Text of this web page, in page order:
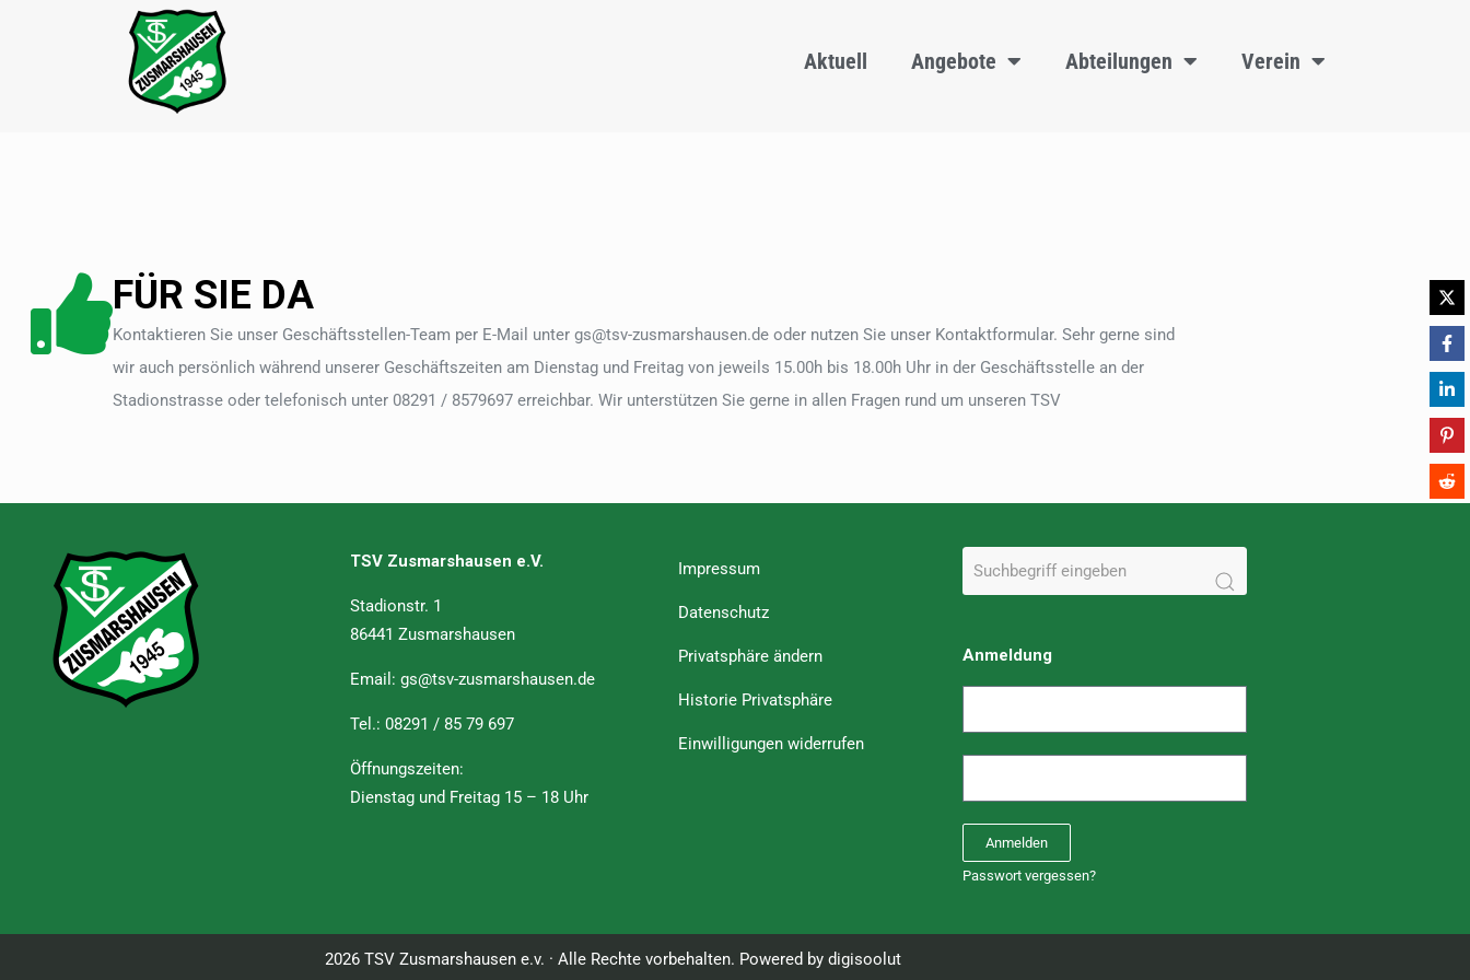
Aktuell Angebote Abteilungen Verein
FÜR SIE DA
Kontaktieren Sie unser Geschäftsstellen-Team per E-Mail unter gs@tsv-zusmarshausen.de oder nutzen Sie unser Kontaktformular. Sehr gerne sind
wir auch persönlich während unserer Geschäftszeiten am Dienstag und Freitag von jeweils 15.00h bis 18.00h Uhr in der Geschäftsstelle an der
Stadionstrasse oder telefonisch unter 08291 / 8579697 erreichbar. Wir unterstützen Sie gerne in allen Fragen rund um unseren TSV
TSV Zusmarshausen e.V.
Stadionstr. 1
86441 Zusmarshausen
Email: gs@tsv-zusmarshausen.de
Tel.: 08291 / 85 79 697
Öffnungszeiten:
Dienstag und Freitag 15 – 18 Uhr
Impressum
Datenschutz
Privatsphäre ändern
Historie Privatsphäre
Einwilligungen widerrufen
Anmeldung
Anmelden
Passwort vergessen?
2026 TSV Zusmarshausen e.v. · Alle Rechte vorbehalten. Powered by digisoolut